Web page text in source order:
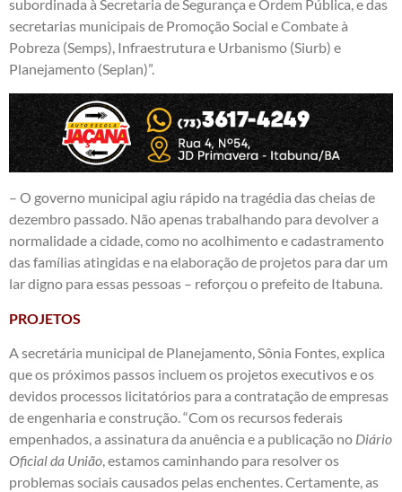
subordinada à Secretaria de Segurança e Ordem Pública, e das
secretarias municipais de Promoção Social e Combate à
Pobreza (Semps), Infraestrutura e Urbanismo (Siurb) e
Planejamento (Seplan)”.
– O governo municipal agiu rápido na tragédia das cheias de
dezembro passado. Não apenas trabalhando para devolver a
normalidade a cidade, como no acolhimento e cadastramento
das famílias atingidas e na elaboração de projetos para dar um
lar digno para essas pessoas – reforçou o prefeito de Itabuna.
PROJETOS
A secretária municipal de Planejamento, Sônia Fontes, explica
que os próximos passos incluem os projetos executivos e os
devidos processos licitatórios para a contratação de empresas
de engenharia e construção. “Com os recursos federais
empenhados, a assinatura da anuência e a publicação no Diário
Oficial da União, estamos caminhando para resolver os
problemas sociais causados pelas enchentes. Certamente, as